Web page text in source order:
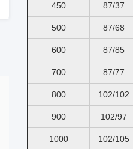
450 87/37
500 87/68
600 87/85
700 87/77
800 102/102
900 102/97
1000 102/105